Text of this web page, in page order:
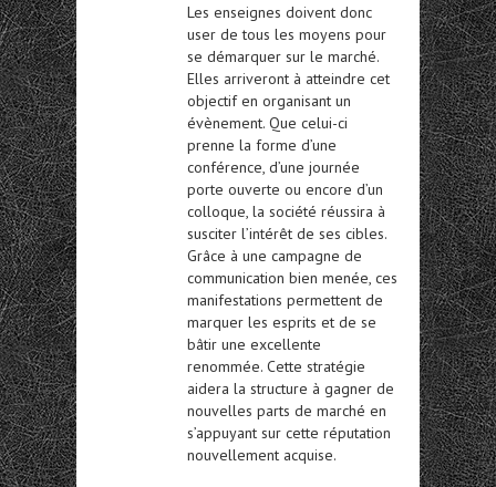
Les enseignes doivent donc
user de tous les moyens pour
se démarquer sur le marché.
Elles arriveront à atteindre cet
objectif en organisant un
évènement. Que celui-ci
prenne la forme d’une
conférence, d’une journée
porte ouverte ou encore d’un
colloque, la société réussira à
susciter l’intérêt de ses cibles.
Grâce à une campagne de
communication bien menée, ces
manifestations permettent de
marquer les esprits et de se
bâtir une excellente
renommée. Cette stratégie
aidera la structure à gagner de
nouvelles parts de marché en
s’appuyant sur cette réputation
nouvellement acquise.